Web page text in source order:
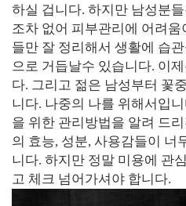
하실 겁니다. 하지만 남성분
조차 없어 피부관리에 어려
들만 잘 정리해서 생활에 습
으로 거듭날수 있습니다. 이
다. 그리고 젊은 남성부터 꽃
니다. 나중의 나를 위해서입
을 위한 관리방법을 알려 드
의 효능, 성분, 사용감들이 너
니다. 하지만 정말 미용에 관
고 체크 넘어가셔야 합니다.